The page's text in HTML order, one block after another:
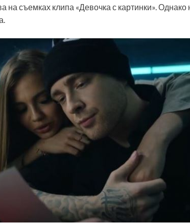
на съемках клипа «Девочка с картинки». Однако